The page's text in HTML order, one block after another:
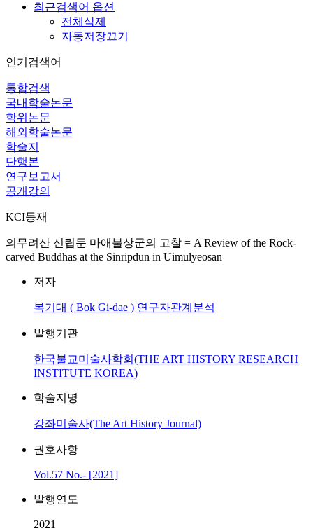
최근검색어 옵션
전체삭제
자동저장끄기
인기검색어
통합검색
국내학술논문
학위논문
해외학술논문
학술지
단행본
연구보고서
공개강의
KCI등재
의무려산 신립둔 마애불상군의 고찰 = A Review of the Rock-
carved Buddhas at the Sinripdun in Uimulyeosan
저자
복기대 ( Bok Gi-dae ) 연구자관계분석
발행기관
한국불교미술사학회(THE ART HISTORY RESEARCH
INSTITUTE KOREA)
학술지명
강좌미술사(The Art History Journal)
권호사항
Vol.57 No.- [2021]
발행연도
2021